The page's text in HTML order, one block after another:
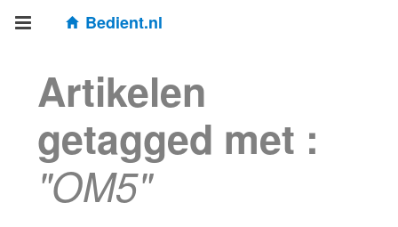
Bedient.nl
Artikelen
getagged met :
"OM5"